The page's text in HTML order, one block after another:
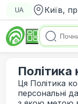
UA Київ,
Політика
Ця Політика
персональні